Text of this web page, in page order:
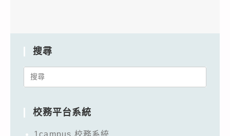
搜尋
Search
校務平台系統
1campus 校務系統